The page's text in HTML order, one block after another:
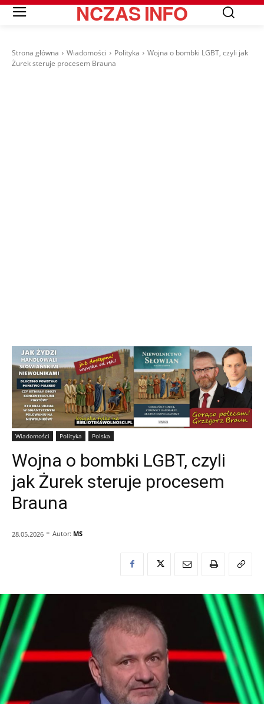
NCZASINFO
Strona główna Wiadomości Polityka
Wojna o bombki LGBT, czyli jak
Żurek steruje procesem Brauna
Wiadomości Polityka Polska
Wojna o bombki LGBT, czyli
jak Żurek steruje procesem
Brauna
28.05.2026 - Autor: MS